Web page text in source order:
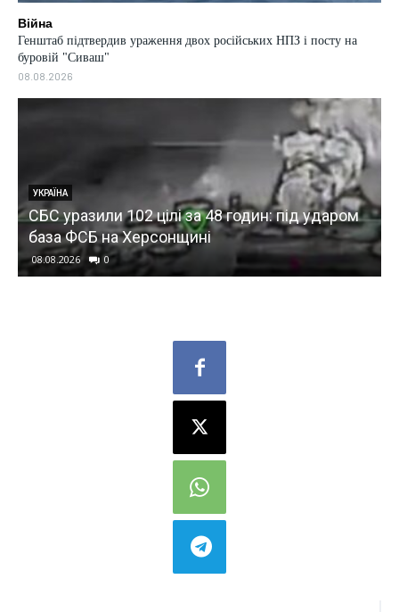
Війна
Генштаб підтвердив ураження двох російських НПЗ і посту на
буровій "Сиваш"
08.08.2026
УКРАЇНА
СБС уразили 102 цілі за 48 годин: під ударом
база ФСБ на Херсонщині
08.08.2026 0